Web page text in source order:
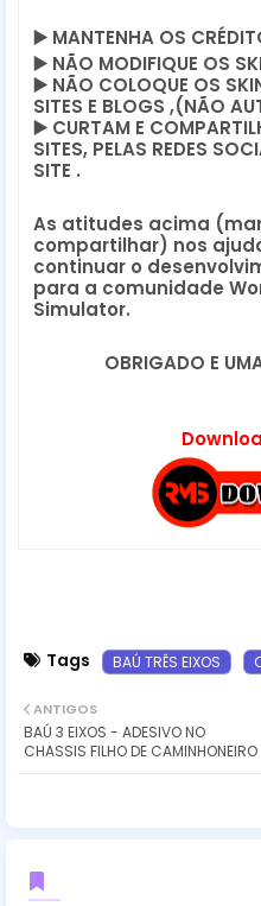
▶️ MANTENHA OS
▶️ NÃO MODIFIQUE OS
▶️ NÃO COLOQUE OS
SITES E BLOGS ,(NÃO
▶️ CURTAM E
SITES, PELAS REDES
SITE .
As atitudes acima
compartilhar) nos
continuar o
para a comunidade
Simulator.
OBRIGADO E
Tags BAÚ TRÊS EIXOS
ANTIGOS
BAÚ 3 EIXOS - ADESIVO NO
CHASSIS FILHO DE CAMINHONEIRO